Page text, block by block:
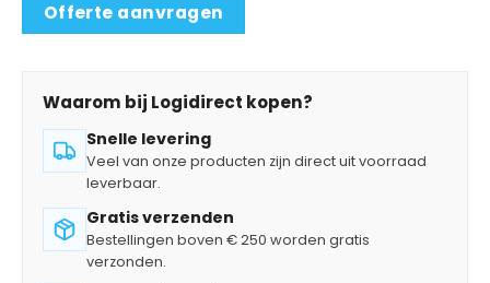
Offerte aanvragen
Waarom bij Logidirect kopen?
Snelle levering
Veel van onze producten zijn direct uit voorraad
leverbaar.
Gratis verzenden
Bestellingen boven € 250 worden gratis
verzonden.